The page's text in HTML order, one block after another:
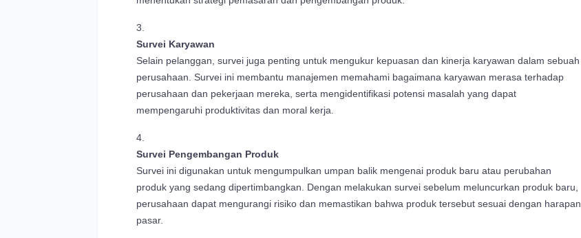
Survei Karyawan
Selain pelanggan, survei juga penting untuk mengukur kepuasan dan kinerja karyawan dalam sebuah
perusahaan. Survei ini membantu manajemen memahami bagaimana karyawan merasa terhadap
perusahaan dan pekerjaan mereka, serta mengidentifikasi potensi masalah yang dapat
mempengaruhi produktivitas dan moral kerja.
Survei Pengembangan Produk
Survei ini digunakan untuk mengumpulkan umpan balik mengenai produk baru atau perubahan
produk yang sedang dipertimbangkan. Dengan melakukan survei sebelum meluncurkan produk baru,
perusahaan dapat mengurangi risiko dan memastikan bahwa produk tersebut sesuai dengan harapan
pasar.